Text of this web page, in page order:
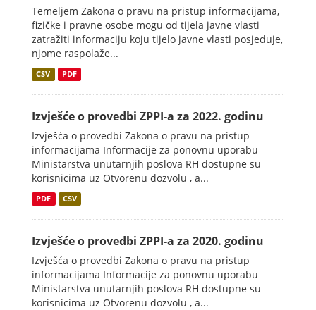
Temeljem Zakona o pravu na pristup informacijama,
fizičke i pravne osobe mogu od tijela javne vlasti
zatražiti informaciju koju tijelo javne vlasti posjeduje,
njome raspolaže...
CSV PDF
Izvješće o provedbi ZPPI-a za 2022. godinu
Izvješća o provedbi Zakona o pravu na pristup
informacijama Informacije za ponovnu uporabu
Ministarstva unutarnjih poslova RH dostupne su
korisnicima uz Otvorenu dozvolu , a...
PDF CSV
Izvješće o provedbi ZPPI-a za 2020. godinu
Izvješća o provedbi Zakona o pravu na pristup
informacijama Informacije za ponovnu uporabu
Ministarstva unutarnjih poslova RH dostupne su
korisnicima uz Otvorenu dozvolu , a...